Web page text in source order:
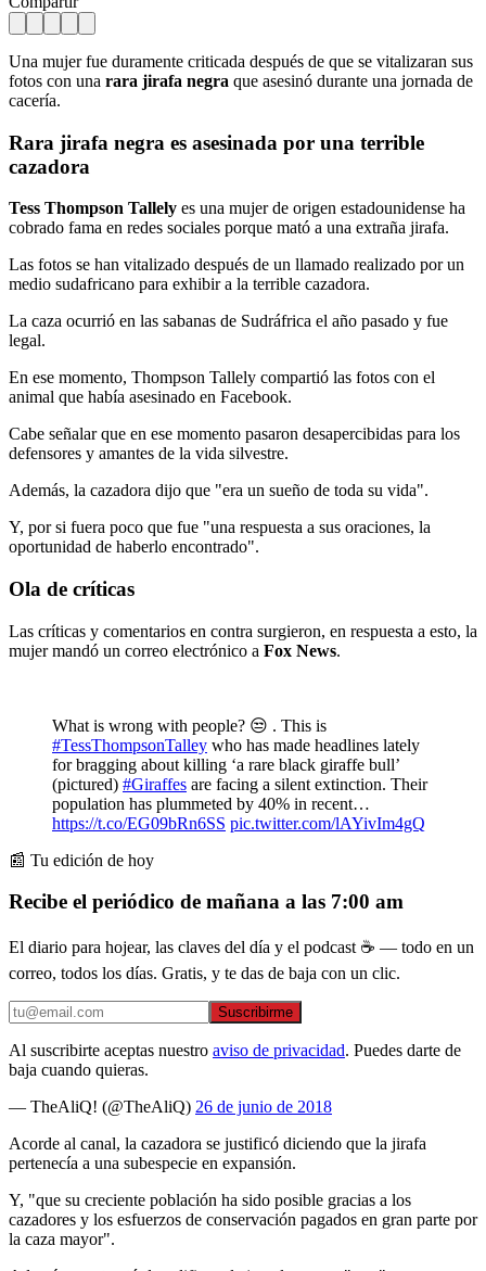
Una mujer fue duramente criticada después de que se vitalizaran sus
fotos con una rara jirafa negra que asesinó durante una jornada de
cacería.
Rara jirafa negra es asesinada por una terrible
cazadora
Tess Thompson Tallely es una mujer de origen estadounidense ha
cobrado fama en redes sociales porque mató a una extraña jirafa.
Las fotos se han vitalizado después de un llamado realizado por un
medio sudafricano para exhibir a la terrible cazadora.
La caza ocurrió en las sabanas de Sudráfrica el año pasado y fue
legal.
En ese momento, Thompson Tallely compartió las fotos con el
animal que había asesinado en Facebook.
Cabe señalar que en ese momento pasaron desapercibidas para los
defensores y amantes de la vida silvestre.
Además, la cazadora dijo que "era un sueño de toda su vida".
Y, por si fuera poco que fue "una respuesta a sus oraciones, la
oportunidad de haberlo encontrado".
Ola de críticas
Las críticas y comentarios en contra surgieron, en respuesta a esto, la
mujer mandó un correo electrónico a Fox News.
What is wrong with people? 😒 . This is
#TessThompsonTalley who has made headlines lately
for bragging about killing ‘a rare black giraffe bull’
(pictured) #Giraffes are facing a silent extinction. Their
population has plummeted by 40% in recent…
https://t.co/EG09bRn6SS pic.twitter.com/lAYivIm4gQ
📰 Tu edición de hoy
Recibe el periódico de mañana a las 7:00 am
El diario para hojear, las claves del día y el podcast ☕ — todo en un
correo, todos los días. Gratis, y te das de baja con un clic.
Suscribirme
Al suscribirte aceptas nuestro aviso de privacidad. Puedes darte de
baja cuando quieras.
— TheAliQ! (@TheAliQ) 26 de junio de 2018
Acorde al canal, la cazadora se justificó diciendo que la jirafa
pertenecía a una subespecie en expansión.
Y, "que su creciente población ha sido posible gracias a los
cazadores y los esfuerzos de conservación pagados en gran parte por
la caza mayor".